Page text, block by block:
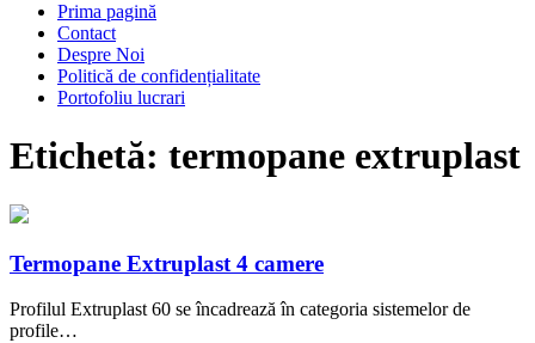
Prima pagină
Contact
Despre Noi
Politică de confidențialitate
Portofoliu lucrari
Etichetă: termopane extruplast
Termopane Extruplast 4 camere
Profilul Extruplast 60 se încadrează în categoria sistemelor de
profile…